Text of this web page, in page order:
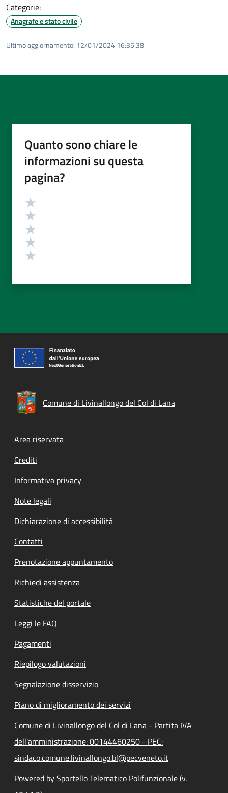
Categorie:
Anagrafe e stato civile
Ultimo aggiornamento: 12/01/2024 16:35.38
Quanto sono chiare le
informazioni su questa
pagina?
Valutazione
Comune di Livinallongo del Col di Lana
Footer menu
Area riservata
Crediti
Informativa privacy
Note legali
Dichiarazione di accessibilità
Contatti
Prenotazione appuntamento
Richiedi assistenza
Statistiche del portale
Leggi le FAQ
Pagamenti
Riepilogo valutazioni
Segnalazione disservizio
Piano di miglioramento dei servizi
Comune di Livinallongo del Col di Lana - Partita IVA
dell'amministrazione: 00144460250 - PEC:
sindaco.comune.livinallongo.bl@pecveneto.it
Powered by Sportello Telematico Polifunzionale (v.